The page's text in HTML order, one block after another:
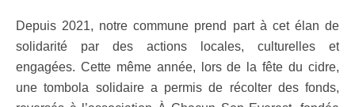
Depuis 2021, notre commune prend part à cet élan de
solidarité par des actions locales, culturelles et
engagées. Cette même année, lors de la fête du cidre,
une tombola solidaire a permis de récolter des fonds,